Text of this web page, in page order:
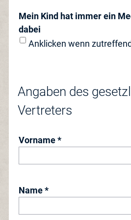
Mein Kind hat immer ein
dabei
Anklicken wenn zutreffend
Angaben des
Vertreters
Vorname *
Name *